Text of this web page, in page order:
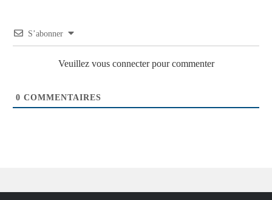
S’abonner
Veuillez vous connecter pour commenter
0 COMMENTAIRES